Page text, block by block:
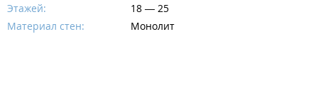
Этажей:
18 — 25
Материал стен:
Монолит